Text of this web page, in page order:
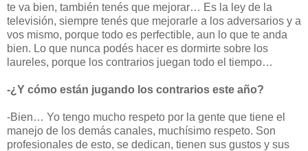
te va bien, también tenés que mejorar… Es la ley de la
televisión, siempre tenés que mejorarle a los adversarios y a
vos mismo, porque todo es perfectible, aun lo que te anda
bien. Lo que nunca podés hacer es dormirte sobre los
laureles, porque los contrarios juegan todo el tiempo…
-¿Y cómo están jugando los contrarios este año?
-Bien… Yo tengo mucho respeto por la gente que tiene el
manejo de los demás canales, muchísimo respeto. Son
profesionales de esto, se dedican, tienen sus gustos y sus